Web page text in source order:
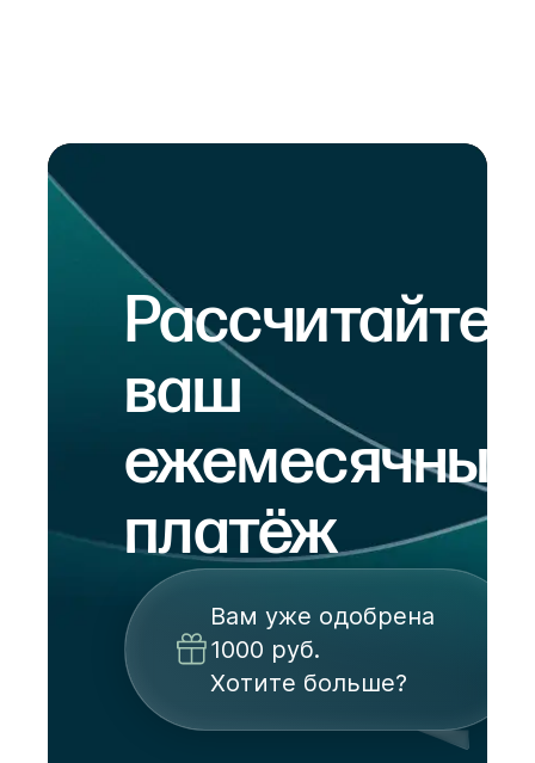
Рассчитайте
ваш
ежемесячный
платёж
Вам уже одобрена
1000 руб.
Хотите больше?